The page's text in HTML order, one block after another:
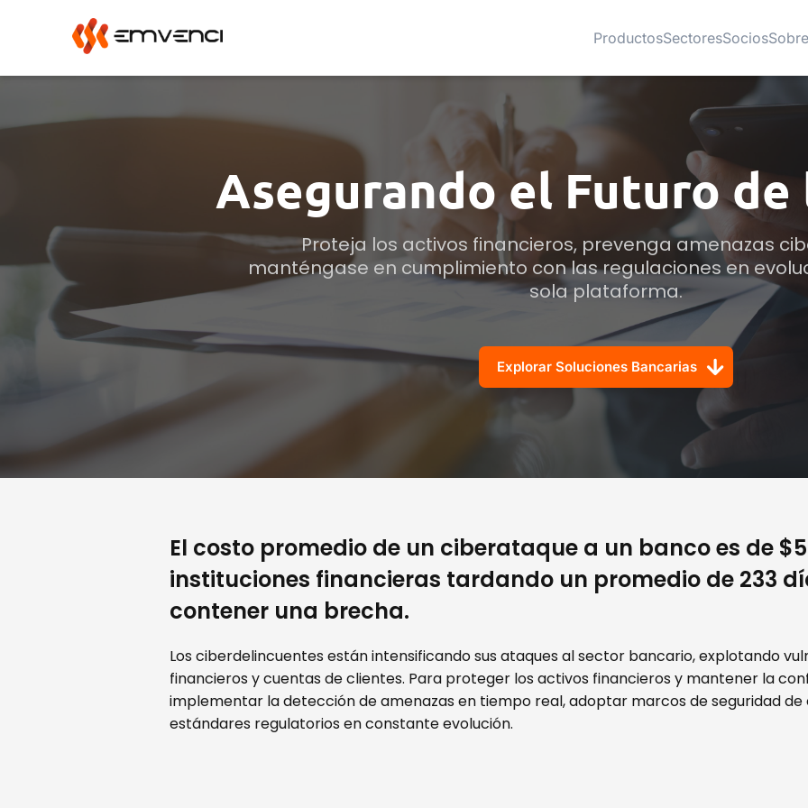
ProductosSectoresSocios
Asegurando el Futuro de
Proteja los activos financieros, prevenga amenazas
manténgase en cumplimiento con las regulaciones en
sola plataforma.
Explorar Soluciones Bancarias
El costo promedio de un ciberataque a un banco es de
instituciones financieras tardando un promedio de 233
contener una brecha.
Los ciberdelincuentes están intensificando sus ataques al sector bancario, explotando
financieros y cuentas de clientes. Para proteger los activos financieros y mantener la
implementar la detección de amenazas en tiempo real, adoptar marcos de seguridad
estándares regulatorios en constante evolución.